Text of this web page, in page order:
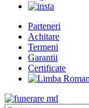
Parteneri
Achitare
Termeni
Garantii
Certificate